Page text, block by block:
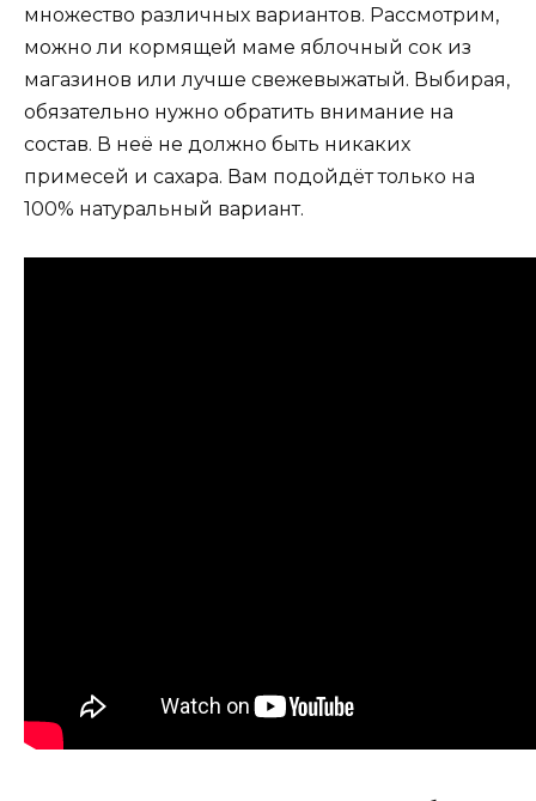
множество различных вариантов. Рассмотрим,
можно ли кормящей маме яблочный сок из
магазинов или лучше свежевыжатый. Выбирая,
обязательно нужно обратить внимание на
состав. В неё не должно быть никаких
примесей и сахара. Вам подойдёт только на
100% натуральный вариант.